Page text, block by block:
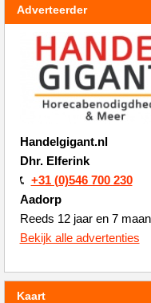
Adverteerder
Handelgigant.nl
Dhr. Elferink
+31 (0)546 700 230
Aadorp
Reeds 12 jaar en 7
Bekijk alle advertenties
Kaart